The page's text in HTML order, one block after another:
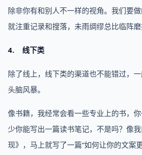
除非你有和别人不一样的视角。我们要
就注重记录和搜落，未雨绸缪总比临阵磨
4. 线下类
除了线上，线下类的渠道也不能错过，
头脑风暴。
像书籍，我经常会看一些专业上的书，
少你能写出一篇读书笔记，不是吗？像
现》，马上就写了一篇“如何让你的文案